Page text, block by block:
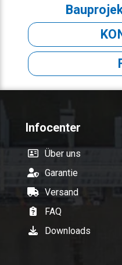
Infocenter
Über uns
Garantie
Versand
FAQ
Downloads